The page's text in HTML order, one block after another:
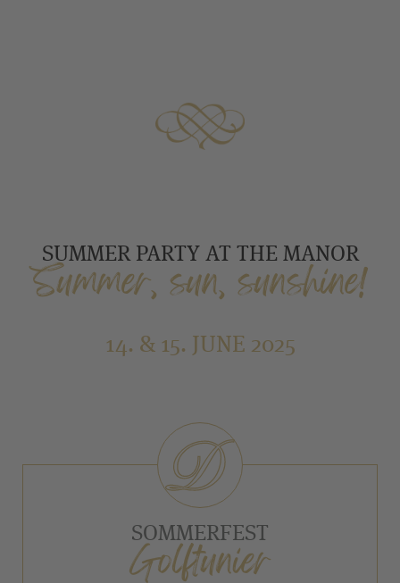
SUMMER PARTY AT THE MANOR
Summer, sun, sunshine!
14. & 15. JUNE 2025
SOMMERFEST
Golftunier